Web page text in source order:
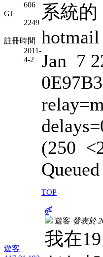
606
GJ
2249
註冊時間
2011-
4-2
系統
Jan 7
(250
TOP
遊客
6#
遊客 發表於
我在